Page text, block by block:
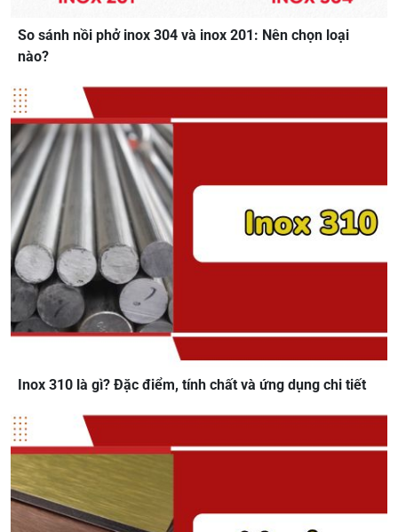
So sánh nồi phở inox 304 và inox 201: Nên chọn loại
nào?
Inox 310 là gì? Đặc điểm, tính chất và ứng dụng chi tiết